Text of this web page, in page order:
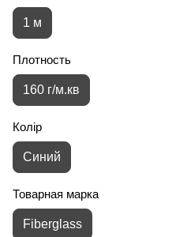
1 м
Плотность
160 г/м.кв
Колір
Синий
Товарная марка
Fiberglass